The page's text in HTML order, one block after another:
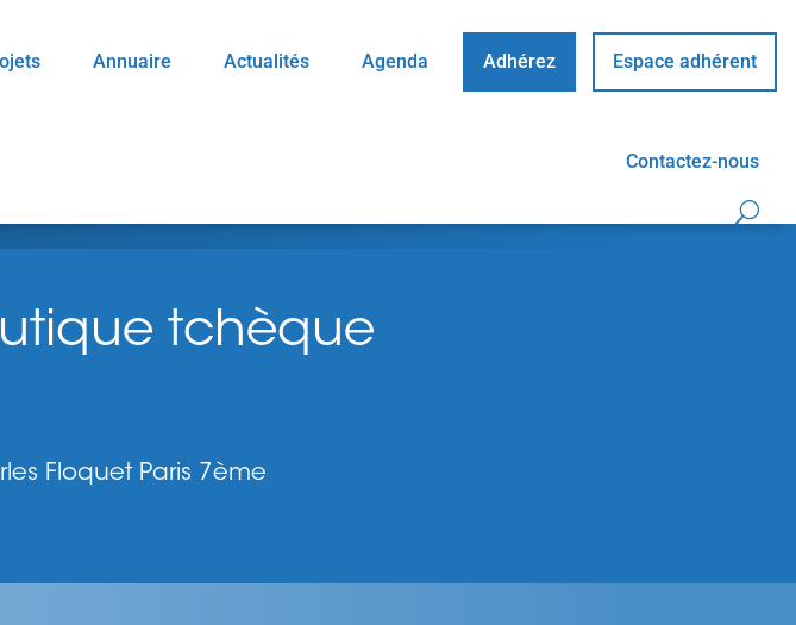
Annuaire Actualités Agenda Adhérez Espace adhérent
Contactez-nous
tchèque
Floquet Paris 7ème